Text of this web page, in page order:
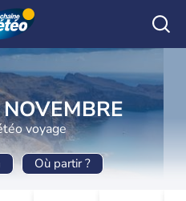
voyage
Où partir ?